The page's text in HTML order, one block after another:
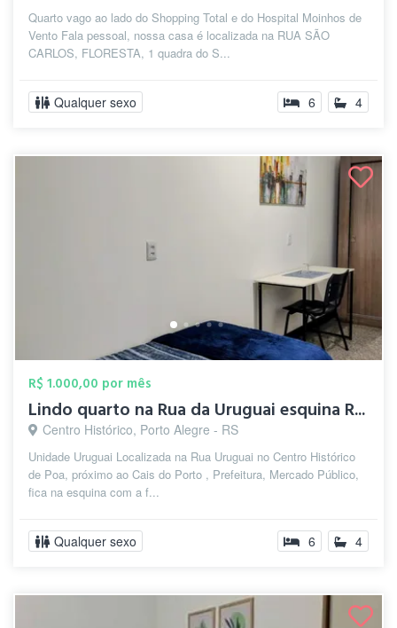
Quarto vago ao lado do Shopping Total e do Hospital Moinhos de
Vento Fala pessoal, nossa casa é localizada na RUA SÃO
CARLOS, FLORESTA, 1 quadra do S...
Qualquer sexo 6 4
R$ 1.000,00 por mês
Lindo quarto na Rua da Uruguai esquina R...
Centro Histórico, Porto Alegre - RS
Unidade Uruguai Localizada na Rua Uruguai no Centro Histórico
de Poa, próximo ao Cais do Porto , Prefeitura, Mercado Público,
fica na esquina com a f...
Qualquer sexo 6 4